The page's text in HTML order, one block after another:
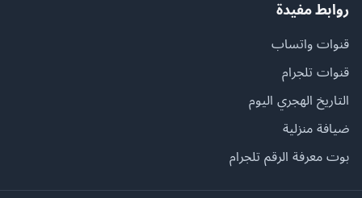
روابط مفيدة
قنوات واتساب
قنوات تلجرام
التاريخ الهجري اليوم
ضيافة منزلية
بوت معرفة الرقم تلجرام